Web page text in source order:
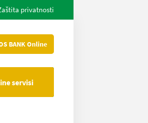
privatnosti
BANK Online
servisi